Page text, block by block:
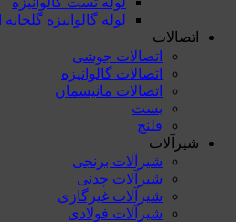
لوله گالوانیزه
اتصالات
اتصالات جوشی
اتصالات گالوانیزه
اتصالات مانیسمان
بست
فلنچ
شیرآلات
شیرآلات برنجی
شیرآلات چدنی
شیرآلات غیرگازی
شیرآلات فولادی